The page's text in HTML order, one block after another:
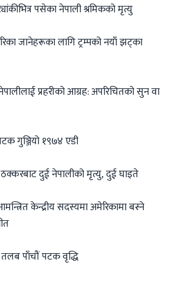
पसेका नेपाली श्रमिकको मृत्यु
जानेहरूका लागि ट्रम्पको नयाँ झट्का
प्रहरीको आग्रह: अपरिचितको सुन वा
गुञ्जियो १९७४ एडी
ठक्करबाट दुई नेपालीको मृत्यु, दुई घाइते
केन्द्रीय सदस्यमा अमेरिकामा बस्ने
तलब पाँचौं पटक वृद्धि